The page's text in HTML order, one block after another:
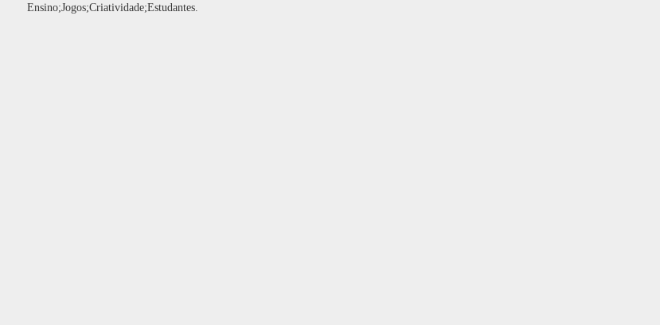
Ensino;Jogos;Criatividade;Estudantes.